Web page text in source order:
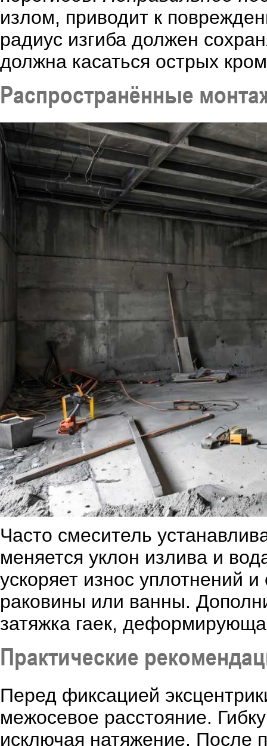
излом, приводит к
радиус изгиба должен
должна касаться острых
Распространённые
Часто смеситель
меняется уклон излива и
ускоряет износ уплотнений
раковины или ванны.
затяжка гаек,
Практические
Перед фиксацией
межосевое расстояние.
исключая натяжение. После